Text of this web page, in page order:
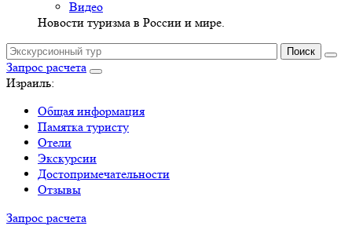
Видео
Новости туризма в России и мире.
Запрос расчета
Израиль:
Общая информация
Памятка туристу
Отели
Экскурсии
Достопримечательности
Отзывы
Запрос расчета